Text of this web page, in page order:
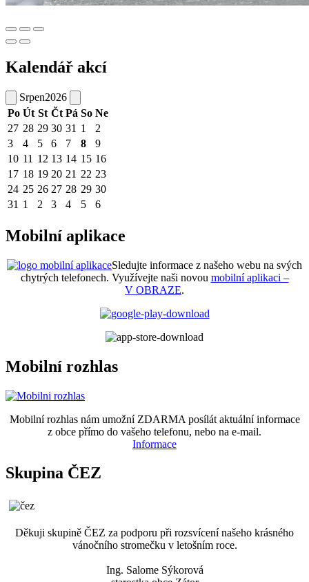
Kalendář akcí
Srpen2026
Po Út St Čt Pá So Ne
27 28 29 30 31 1
2
3
4 5 6 7 8
9
10 11 12 13 14 15 16
17 18 19 20 21 22 23
24 25 26 27 28 29 30
31 1 2 3 4 5 6
Mobilní aplikace
Sledujte informace z našeho webu na svých
chytrých telefonech. Využívejte naši novou mobilní aplikaci –
V OBRAZE.
Mobilní rozhlas
Mobilní rozhlas nám umožní ZDARMA posílát aktuální informace
z obce přímo do vašeho telefonu, nebo na e-mail.
Informace
Skupina ČEZ
Děkuji skupině ČEZ za podporu při rozsvícení našeho krásného
vánočního stromečku v letošním roce.
Ing. Salome Sýkorová